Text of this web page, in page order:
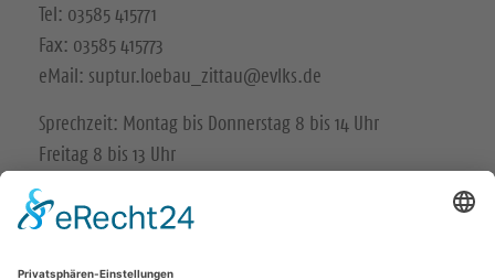
Tel: 03585 415771
Fax: 03585 415773
eMail: suptur.loebau_zittau@evlks.de
Sprechzeit: Montag bis Donnerstag 8 bis 14 Uhr
Freitag 8 bis 13 Uhr